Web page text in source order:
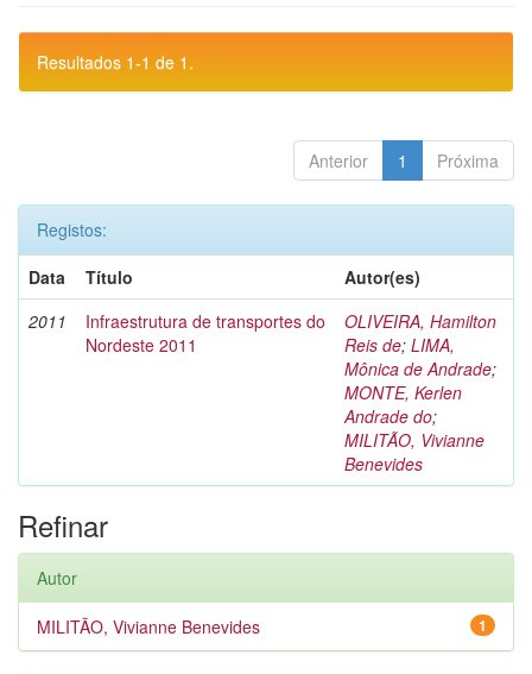
Resultados 1-1 de 1.
Anterior 1 Próxima
Registos:
Data
Título
Autor(es)
2011
Infraestrutura de transportes do
Nordeste 2011
OLIVEIRA, Hamilton
Reis de; LIMA,
Mônica de Andrade;
MONTE, Kerlen
Andrade do;
MILITÃO, Vivianne
Benevides
Refinar
Autor
1
MILITÃO, Vivianne Benevides